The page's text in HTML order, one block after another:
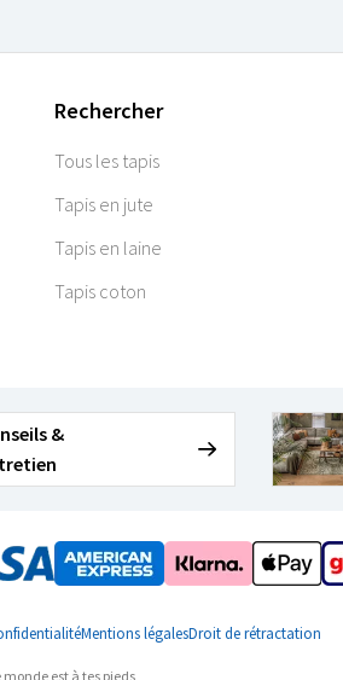
Rechercher
Tous les tapis
Tapis en jute
Tapis en laine
Tapis coton
&
Mentions légalesDroit de rétractation
monde est à tes pieds